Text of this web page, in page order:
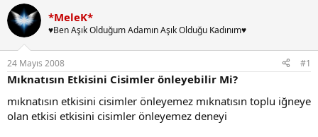
n
b
u
y
u
b
a
ş
l
a
l
a
ı
ç
t
a
r
*MeleK*
♥Ben Aşık Olduğum Adamın Aşık Olduğu Kadınım♥
24 Mayıs 2008 #1
Mıknatısın Etkisini Cisimler önleyebilir Mi?
mıknatısın etkisini cisimler önleyemez mıknatısın toplu iğneye
olan etkisi etkisini cisimler önleyemez deneyi